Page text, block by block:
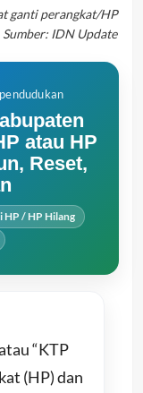
ganti perangkat/HP
IDN Update
atau HP
Reset,
HP / HP Hilang
“KTP
(HP) dan